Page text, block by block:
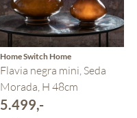
Home Switch Home
Flavia negra mini, Seda
Morada, H 48cm
5.499,-